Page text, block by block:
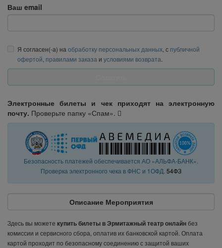
Ваш email
Я согласен(-а) на обработку персональных данных , с публичной
офертой правилами заказа и условиями возврата
Электронные билеты и чек приходят на электронную
почту. Проверьте папку «Спам».
Безопасность платежей обеспечивается АО «АЛЬФА-БАНК».
Проверка электронного чека в ФНС и 1ОФД. 54ФЗ
Описание Мероприятия
Здесь вы можете купить билеты в Эрмитажный театр онлайнбез
комиссии и сервисного сбора, оплатив их банковской картой. Оплата
картой проходит по безопасному соединению с защитой ваших